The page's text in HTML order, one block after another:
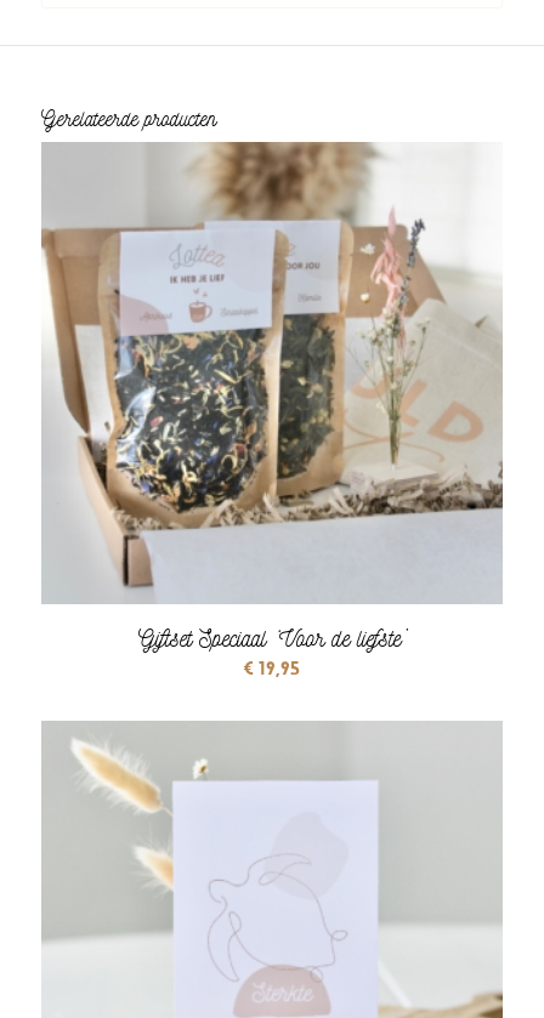
Gerelateerde producten
Giftset Speciaal ‘Voor de liefste’
€19,95